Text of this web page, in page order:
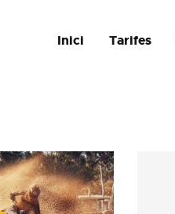
Inici Tarifes